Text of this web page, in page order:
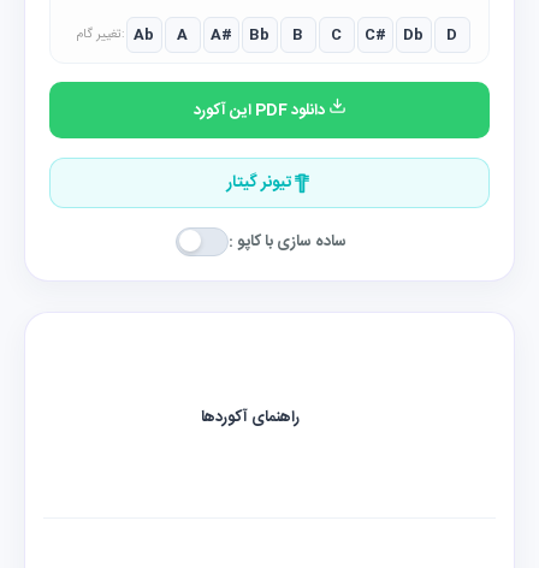
تغییر گام: Ab A A# Bb B C C# Db D
دانلود PDF این آکورد
تیونر گیتار
ساده سازی با کاپو :
راهنمای آکوردها